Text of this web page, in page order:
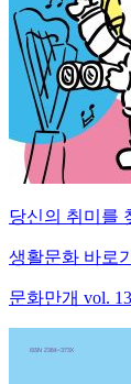
당신의 취미를
생활문화 바로
문화만개 vol. 13